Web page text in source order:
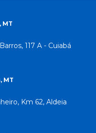
MT
117 A - Cuiabá
MT
Km 62, Aldeia